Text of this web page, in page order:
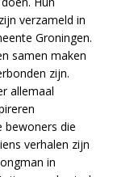
verzameld in
Groningen.
samen maken
zijn.
allemaal
bewoners die
verhalen zijn
in